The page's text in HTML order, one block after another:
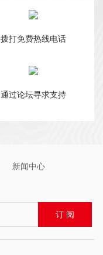
拨打免费热线电话
通过论坛寻求支持
新闻中心
订 阅